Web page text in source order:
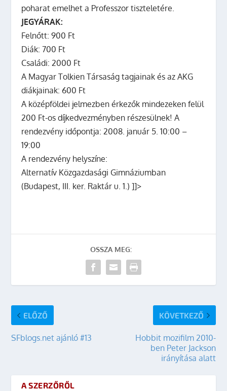
poharat emelhet a Professzor tiszteletére.
JEGYÁRAK:
Felnőtt: 900 Ft
Diák: 700 Ft
Családi: 2000 Ft
A Magyar Tolkien Társaság tagjainak és az AKG
diákjainak: 600 Ft
A középföldei jelmezben érkezők mindezeken felül
200 Ft-os díjkedvezményben részesülnek!A
rendezvény időpontja: 2008. január 5. 10:00 –
19:00
A rendezvény helyszíne:
Alternatív Közgazdasági Gimnáziumban
(Budapest, III. ker. Raktár u. 1.)]]>
OSSZA MEG:
ELŐZŐ
SFblogs.net ajánló #13
KÖVETKEZŐ
Hobbit mozifilm 2010-
ben Peter Jackson
irányítása alatt
A SZERZŐRŐL